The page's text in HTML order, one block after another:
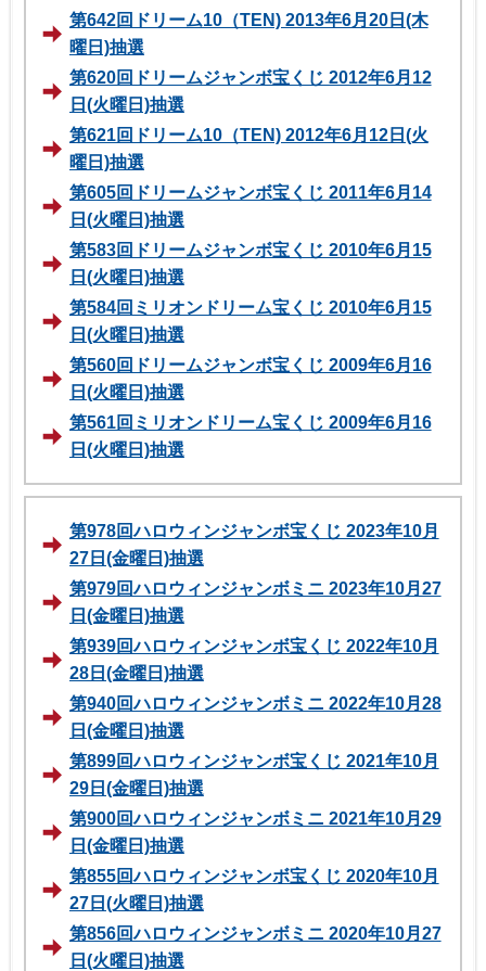
第642回ドリーム10（TEN) 2013年6月20日(木
曜日)抽選
第620回ドリームジャンボ宝くじ 2012年6月12
日(火曜日)抽選
第621回ドリーム10（TEN) 2012年6月12日(火
曜日)抽選
第605回ドリームジャンボ宝くじ 2011年6月14
日(火曜日)抽選
第583回ドリームジャンボ宝くじ 2010年6月15
日(火曜日)抽選
第584回ミリオンドリーム宝くじ 2010年6月15
日(火曜日)抽選
第560回ドリームジャンボ宝くじ 2009年6月16
日(火曜日)抽選
第561回ミリオンドリーム宝くじ 2009年6月16
日(火曜日)抽選
第978回ハロウィンジャンボ宝くじ 2023年10月
27日(金曜日)抽選
第979回ハロウィンジャンボミニ 2023年10月27
日(金曜日)抽選
第939回ハロウィンジャンボ宝くじ 2022年10月
28日(金曜日)抽選
第940回ハロウィンジャンボミニ 2022年10月28
日(金曜日)抽選
第899回ハロウィンジャンボ宝くじ 2021年10月
29日(金曜日)抽選
第900回ハロウィンジャンボミニ 2021年10月29
日(金曜日)抽選
第855回ハロウィンジャンボ宝くじ 2020年10月
27日(火曜日)抽選
第856回ハロウィンジャンボミニ 2020年10月27
日(火曜日)抽選